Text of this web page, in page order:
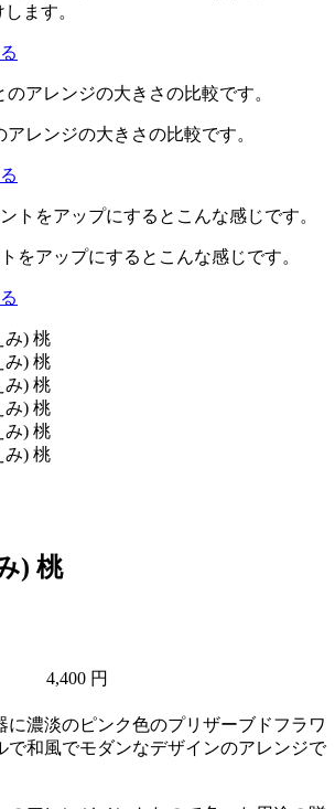
ます。
レンジの大きさの比較です。
をアップにするとこんな感じです。
) 桃
4,400 円
に濃淡のピンク色のプリザーブドフラワ
で和風でモダンなデザインのアレンジで